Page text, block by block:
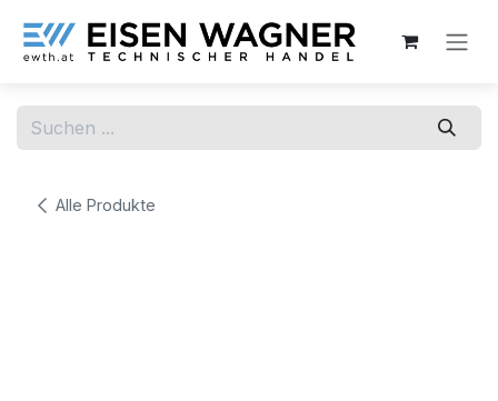
Alle Produkte